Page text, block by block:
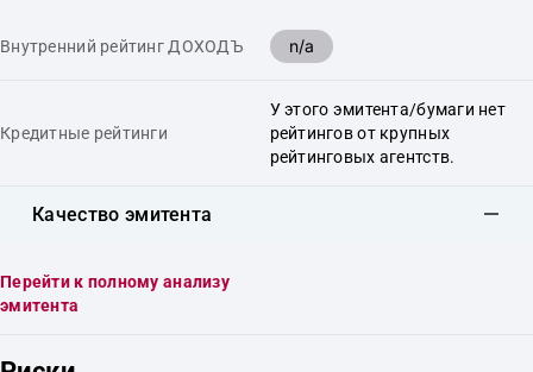
Внутренний рейтинг ДОХОДЪ n/a
Кредитные рейтинги
У этого эмитента/бумаги нет
рейтингов от крупных
рейтинговых агентств.
Качество эмитента
Перейти к полному анализу
эмитента